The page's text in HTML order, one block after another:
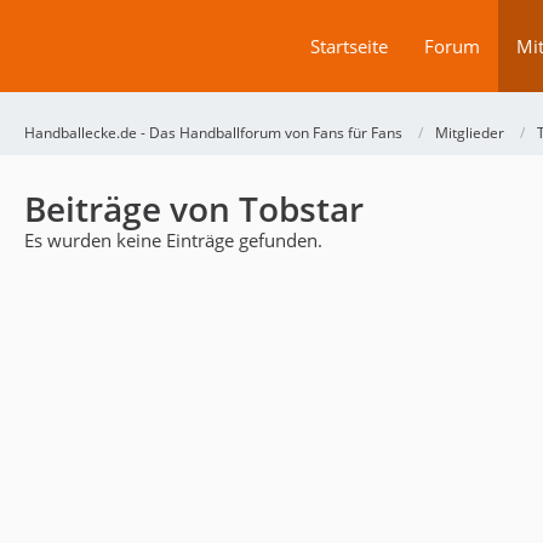
Startseite Forum
Handballecke.de - Das Handballforum von Fans für Fans Mitglieder
Beiträge von Tobstar
Es wurden keine Einträge gefunden.